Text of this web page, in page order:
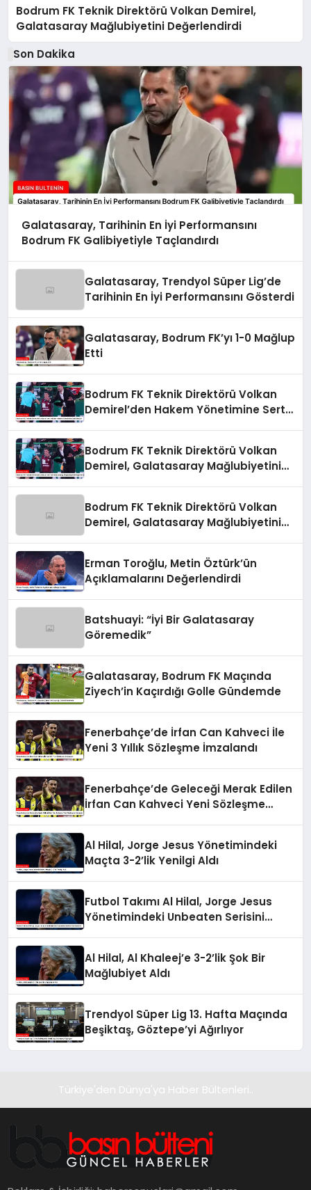
Bodrum FK Teknik Direktörü Volkan Demirel,
Galatasaray Mağlubiyetini Değerlendirdi
Son Dakika
Galatasaray, Tarihinin En İyi Performansını
Bodrum FK Galibiyetiyle Taçlandırdı
Galatasaray, Trendyol Süper Lig’de
Tarihinin En İyi Performansını Gösterdi
Galatasaray, Bodrum FK’yı 1-0 Mağlup
Etti
Bodrum FK Teknik Direktörü Volkan
Demirel’den Hakem Yönetimine Sert
Bodrum FK Teknik Direktörü Volkan
Demirel, Galatasaray Mağlubiyetini
Bodrum FK Teknik Direktörü Volkan
Demirel, Galatasaray Mağlubiyetini
Erman Toroğlu, Metin Öztürk’ün
Açıklamalarını Değerlendirdi
Batshuayi: “İyi Bir Galatasaray
Göremedik”
Galatasaray, Bodrum FK Maçında
Ziyech’in Kaçırdığı Golle Gündemde
Fenerbahçe’de İrfan Can Kahveci İle
Yeni 3 Yıllık Sözleşme İmzalandı
Fenerbahçe’de Geleceği Merak Edilen
İrfan Can Kahveci Yeni Sözleşme
Al Hilal, Jorge Jesus Yönetimindeki
Maçta 3-2’lik Yenilgi Aldı
Futbol Takımı Al Hilal, Jorge Jesus
Yönetimindeki Unbeaten Serisini
Al Hilal, Al Khaleej’e 3-2’lik Şok Bir
Mağlubiyet Aldı
Trendyol Süper Lig 13. Hafta Maçında
Beşiktaş, Göztepe’yi Ağırlıyor
Türkiye'den Dünya'ya Haber Bültenleri..